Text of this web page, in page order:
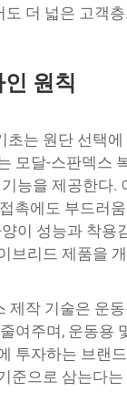
더 넓은 고객
원칙
는 원단 선택
모달-스판덱스
능을 제공한다.
촉에도 부드러
이 성능과 착용
브리드 제품을
작 기술은 운
여주며, 운동용
투자하는 브랜
준으로 삼는다